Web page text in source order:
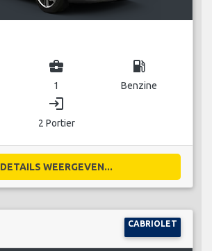
business_center
1
local_gas_station
Benzine
login
2 Portier
DETAILS WEERGEVEN...
CABRIOLET